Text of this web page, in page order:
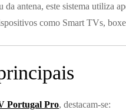
antena, este sistema utiliza
como Smart TVs,
Portugal Pro, destacam-se: